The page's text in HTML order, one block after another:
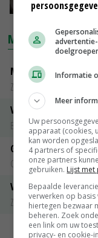
25-07-
MARKTPRIJZEN
Magere melkpoeder
Zuivel NL
Vleeskuikens 2001-
Barneveld
Gerst
Groningen
Volle melkpoeder
Zuivel NL
Informatie
Meer
Uw
apparaat (cookies,
kan worden
4 partners of
onze partners
gebruiken. Lijst met
Bepaalde
verwerken op
hiertegen bezwaar
beheren. Zoek
een link om uw
privacy- en cookie-